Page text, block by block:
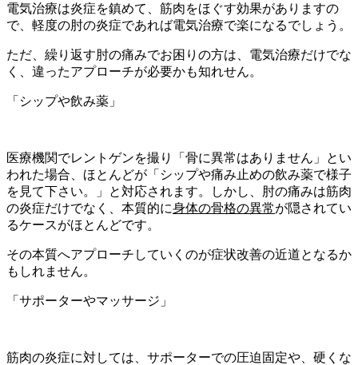
電気治療は炎症を鎮めて、筋肉をほぐす効果がありますの
で、軽度の肘の炎症であれば電気治療で楽になるでしょう。
ただ、繰り返す肘の痛みでお困りの方は、電気治療だけでな
く、違ったアプローチが必要かも知れせん。
「シップや飲み薬」
医療機関でレントゲンを撮り「骨に異常はありません」とい
われた場合、ほとんどが「シップや痛み止めの飲み薬で様子
を見て下さい。」と対応されます。しかし、肘の痛みは筋肉
の炎症だけでなく、本質的に身体の骨格の異常が隠されてい
るケースがほとんどです。
その本質へアプローチしていくのが症状改善の近道となるか
もしれません。
「サポーターやマッサージ」
筋肉の炎症に対しては、サポーターでの圧迫固定や、硬くな